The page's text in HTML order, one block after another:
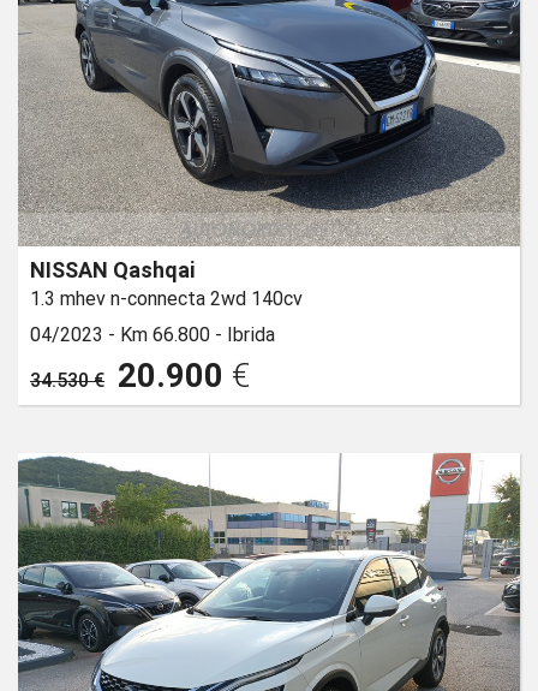
NISSAN Qashqai
1.3 mhev n-connecta 2wd 140cv
04/2023 - Km 66.800 -
Ibrida
34.530 €
20.900 €